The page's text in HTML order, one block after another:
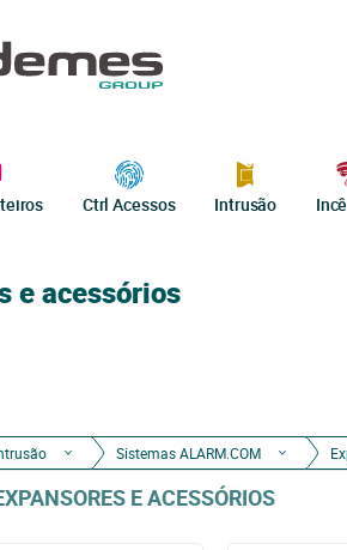
Ctrl Acessos Intrusão
e acessórios
Sistemas ALARM.COM
E ACESSÓRIOS